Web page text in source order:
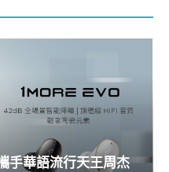
手華語流行天王周杰